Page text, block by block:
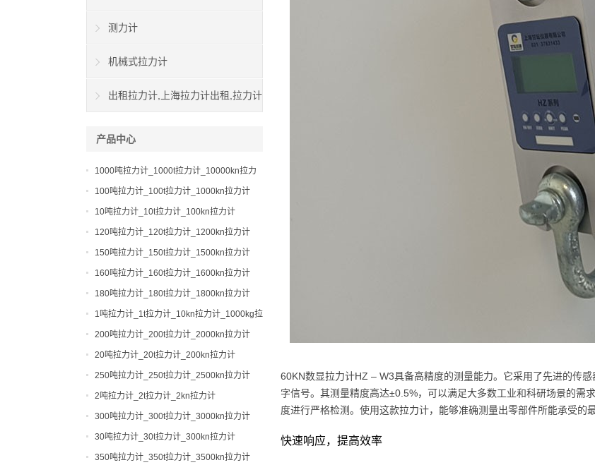
60KN数显拉力计HZ – W3具备高精度的测量能力。它采用了先进的传
字信号。其测量精度高达±0.5%，可以满足大多数工业和科研场景的需
度进行严格检测。使用这款拉力计，能够准确测量出零部件所能承受的
快速响应，提高效率
测力计
机械式拉力计
出租拉力计,上海拉力计出租,拉力计
产品中心
1000吨拉力计_1000t拉力计_10000kn拉力
计
100吨拉力计_100t拉力计_1000kn拉力计
10吨拉力计_10t拉力计_100kn拉力计
120吨拉力计_120t拉力计_1200kn拉力计
150吨拉力计_150t拉力计_1500kn拉力计
160吨拉力计_160t拉力计_1600kn拉力计
180吨拉力计_180t拉力计_1800kn拉力计
1吨拉力计_1t拉力计_10kn拉力计_1000kg拉
力计
200吨拉力计_200t拉力计_2000kn拉力计
20吨拉力计_20t拉力计_200kn拉力计
250吨拉力计_250t拉力计_2500kn拉力计
2吨拉力计_2t拉力计_2kn拉力计
300吨拉力计_300t拉力计_3000kn拉力计
30吨拉力计_30t拉力计_300kn拉力计
350吨拉力计_350t拉力计_3500kn拉力计